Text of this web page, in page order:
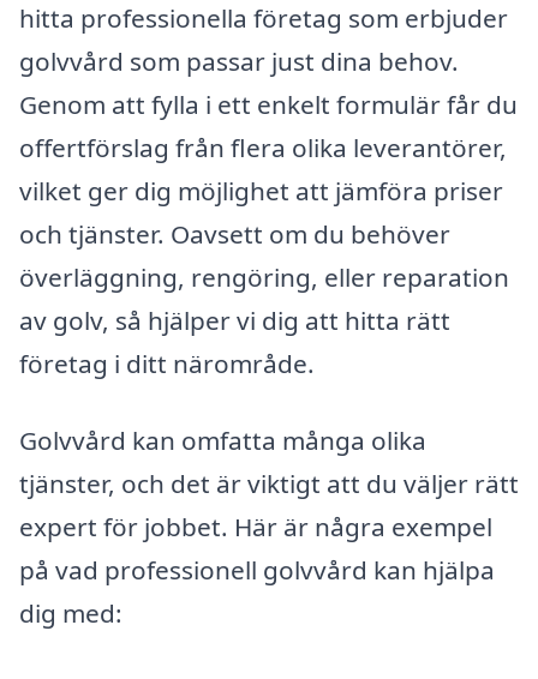
hitta professionella företag som erbjuder
golvvård som passar just dina behov.
Genom att fylla i ett enkelt formulär får du
offertförslag från flera olika leverantörer,
vilket ger dig möjlighet att jämföra priser
och tjänster. Oavsett om du behöver
överläggning, rengöring, eller reparation
av golv, så hjälper vi dig att hitta rätt
företag i ditt närområde.
Golvvård kan omfatta många olika
tjänster, och det är viktigt att du väljer rätt
expert för jobbet. Här är några exempel
på vad professionell golvvård kan hjälpa
dig med: